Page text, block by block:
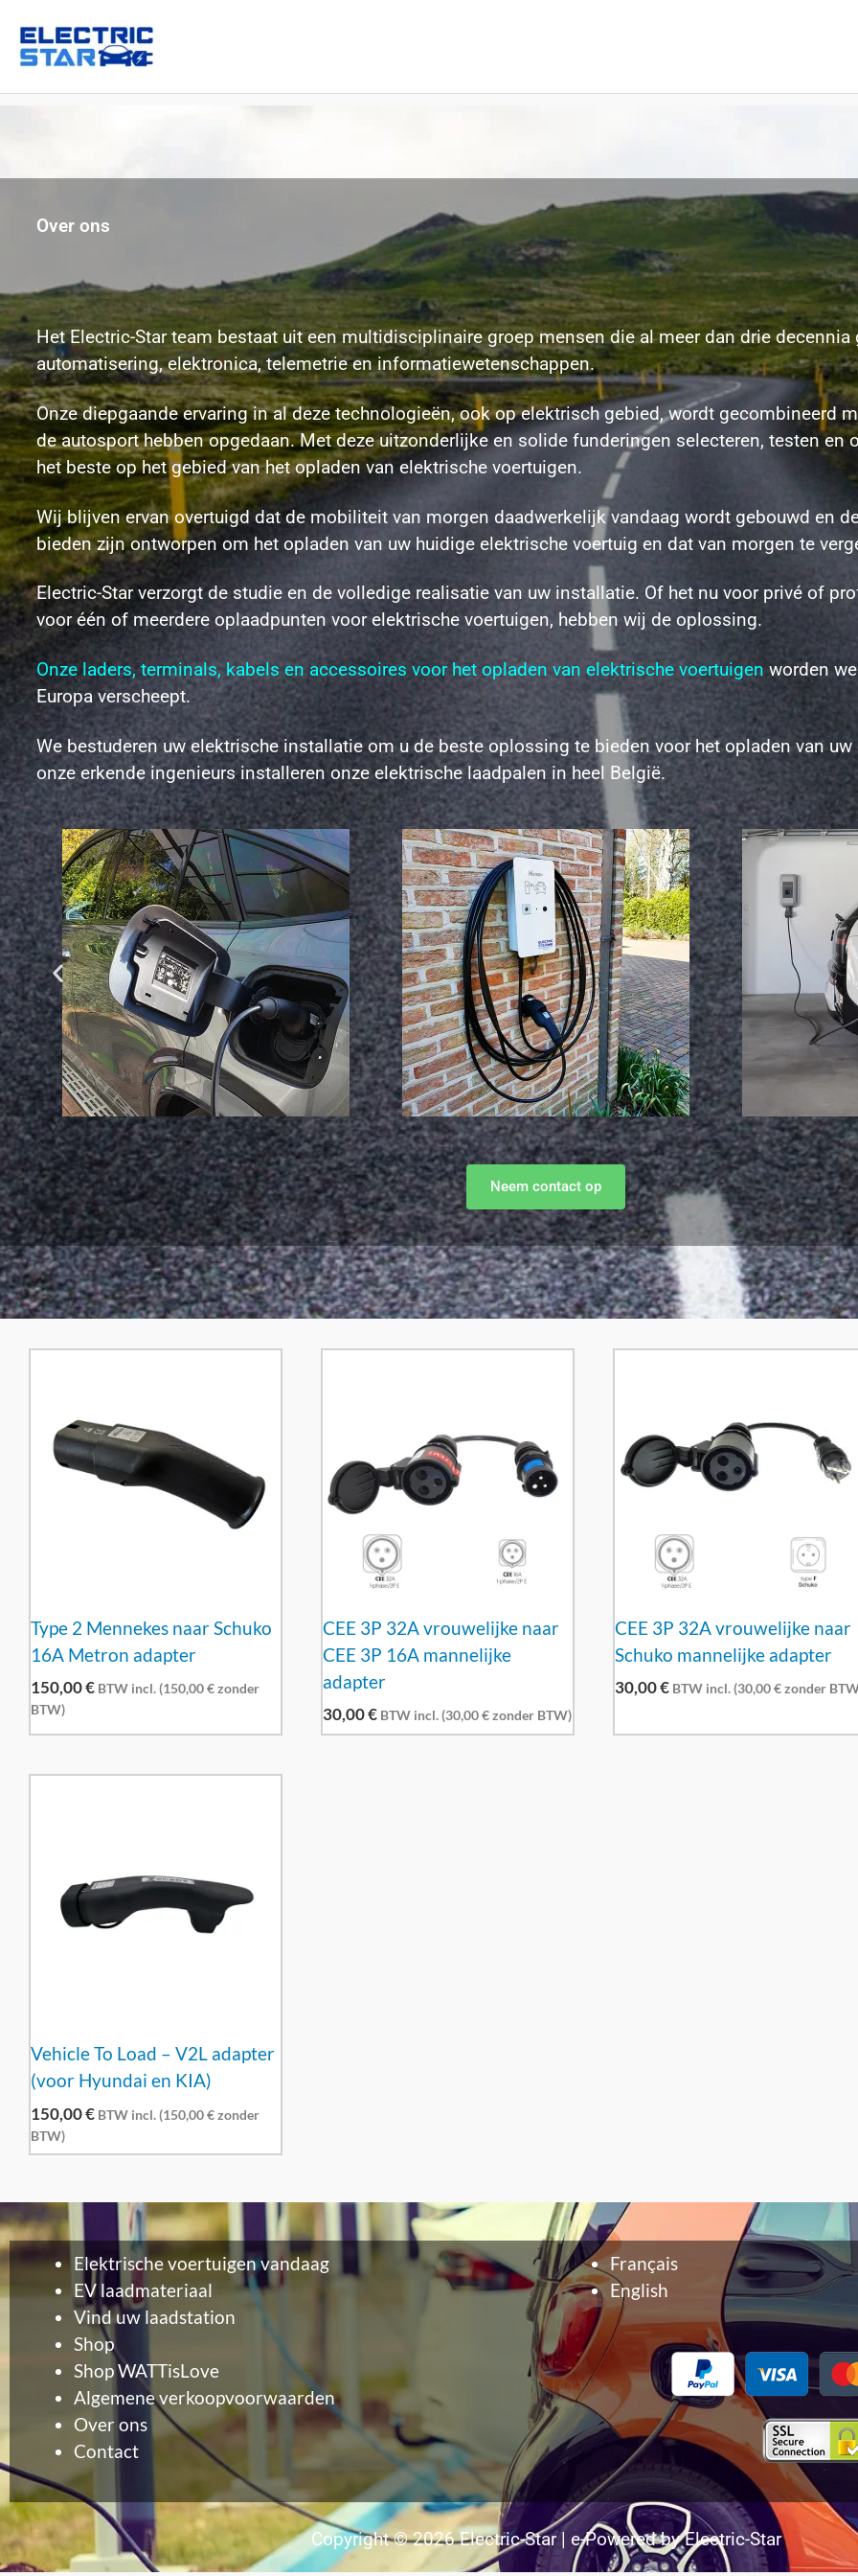
Over ons
Het Electric-Star team bestaat uit een multidisciplinaire groep mensen die al meer dan drie
automatisering, elektronica, telemetrie en informatiewetenschappen.
Onze diepgaande ervaring in al deze technologieën, ook op elektrisch gebied, wordt gecombineerd
de autosporthebben opgedaan. Met deze uitzonderlijke en solide funderingen selecteren, testen en
het beste op het gebied van het opladen van elektrische voertuigen.
Wij blijven ervan overtuigd dat de mobiliteit van morgen daadwerkelijk vandaag wordt gebouwd en
bieden zijn ontworpen om het opladen van uw huidige elektrische voertuig en dat van morgen te
Electric-Star verzorgt de studie en de volledige realisatie van uw installatie. Of het nu voor privé of
voor één of meerdere oplaadpunten voor elektrische voertuigen, hebben wij de oplossing.
Onze laders, terminals, kabels en accessoires voor het opladen van elektrische voertuigen worden
Europa verscheept.
We bestuderen uw elektrische installatie om u de beste oplossing te bieden voor het opladen van uw
onze erkende ingenieurs installeren onze elektrische laadpalen in heel België.
Neem contact op
Type 2 Mennekes naar Schuko
16A Metron adapter
150,00€ BTW incl. (150,00€zonder
BTW)
CEE 3P 32A vrouwelijke naar
CEE 3P 16A mannelijke
adapter
30,00€ BTW incl. (30,00€zonder BTW)
CEE 3P 32A vrouwelijke naar
Schuko mannelijke adapter
30,00€ BTW incl. (30,00€zonder
Vehicle To Load – V2L adapter
(voor Hyundai en KIA)
150,00€ BTW incl. (150,00€zonder
BTW)
Elektrische voertuigen vandaag
EV laadmateriaal
Vind uw laadstation
Shop
Shop WATTisLove
Algemene verkoopvoorwaarden
Over ons
Contact
Français
English
Copyright © 2026 Electric-Star | e-Powered by Electric-Star